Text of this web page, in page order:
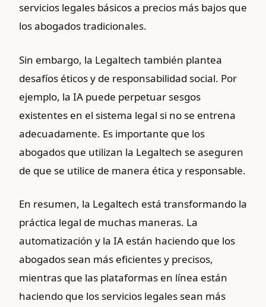
servicios legales básicos a precios más bajos que
los abogados tradicionales.
Sin embargo, la Legaltech también plantea
desafíos éticos y de responsabilidad social. Por
ejemplo, la IA puede perpetuar sesgos
existentes en el sistema legal si no se entrena
adecuadamente. Es importante que los
abogados que utilizan la Legaltech se aseguren
de que se utilice de manera ética y responsable.
En resumen, la Legaltech está transformando la
práctica legal de muchas maneras. La
automatización y la IA están haciendo que los
abogados sean más eficientes y precisos,
mientras que las plataformas en línea están
haciendo que los servicios legales sean más